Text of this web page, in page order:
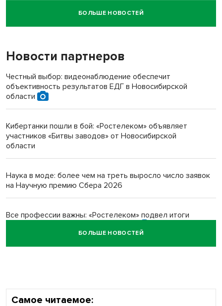
Новосибирский суд наказал водителя за смерть
пенсионерки на вокзале
«Мы живём на пастбище!»: в новосибирском селе лошади
терроризируют жителей
Инвалид получил условный срок за избиение врачей
протезом под Новосибирском
Новосибирский преподаватель с женой вошли в топ-16
многодетных в России
Обновлённое отделение ВТБ открылось в Искитиме
БОЛЬШЕ НОВОСТЕЙ
Новости партнеров
Честный выбор: видеонаблюдение обеспечит
объективность результатов ЕДГ в Новосибирской
области
Кибертанки пошли в бой: «Ростелеком» объявляет
участников «Битвы заводов» от Новосибирской
области
Наука в моде: более чем на треть выросло число заявок
на Научную премию Сбера 2026
Все профессии важны: «Ростелеком» подвел итоги
БОЛЬШЕ НОВОСТЕЙ
Самое читаемое: